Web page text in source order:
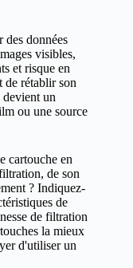
des données
visibles,
et risque en
de rétablir son
devient un
ou une source
cartouche en
de son
? Indiquez-
de
de filtration
la mieux
d'utiliser un